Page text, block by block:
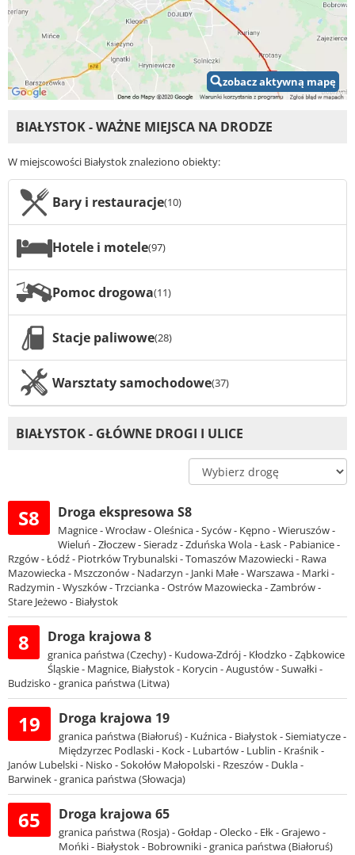
zobacz aktywną mapę
BIAŁYSTOK - WAŻNE MIEJSCA NA DRODZE
W miejscowości Białystok znaleziono obiekty:
Bary i restauracje(10)
Hotele i motele(97)
Pomoc drogowa(11)
Stacje paliwowe(28)
Warsztaty samochodowe(37)
BIAŁYSTOK - GŁÓWNE DROGI I ULICE
S8 Droga ekspresowa S8
Magnice - Wrocław - Oleśnica - Syców - Kępno - Wieruszów -
Wieluń - Złoczew - Sieradz - Zduńska Wola - Łask - Pabianice -
Rzgów - Łódź - Piotrków Trybunalski - Tomaszów Mazowiecki - Rawa
Mazowiecka - Mszczonów - Nadarzyn - Janki Małe - Warszawa - Marki -
Radzymin - Wyszków - Trzcianka - Ostrów Mazowiecka - Zambrów -
Stare Jeżewo - Białystok
8 Droga krajowa 8
granica państwa (Czechy) - Kudowa-Zdrój - Kłodzko - Ząbkowice
Śląskie - Magnice, Białystok - Korycin - Augustów - Suwałki -
Budzisko - granica państwa (Litwa)
19 Droga krajowa 19
granica państwa (Białoruś) - Kuźnica - Białystok - Siemiatycze -
Międzyrzec Podlaski - Kock - Lubartów - Lublin - Kraśnik -
Janów Lubelski - Nisko - Sokołów Małopolski - Rzeszów - Dukla -
Barwinek - granica państwa (Słowacja)
65 Droga krajowa 65
granica państwa (Rosja) - Gołdap - Olecko - Ełk - Grajewo -
Mońki - Białystok - Bobrowniki - granica państwa (Białoruś)